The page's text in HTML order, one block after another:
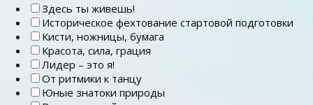
Здесь ты живешь!
Историческое фехтование стартовой подготовки
Кисти, ножницы, бумага
Красота, сила, грация
Лидер – это я!
От ритмики к танцу
Юные знатоки природы